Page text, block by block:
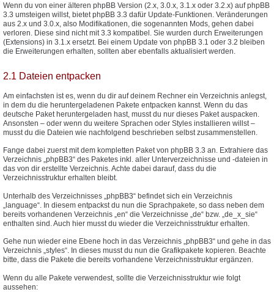
Wenn du von einer älteren phpBB Version (2.x, 3.0.x, 3.1.x oder 3.2.x) auf phpBB
3.3 umsteigen willst, bietet phpBB 3.3 dafür Update-Funktionen. Veränderungen
aus 2.x und 3.0.x, also Modifikationen, die sogenannten Mods, gehen dabei
verloren. Diese sind nicht mit 3.3 kompatibel. Sie wurden durch Erweiterungen
(Extensions) in 3.1.x ersetzt. Bei einem Update von phpBB 3.1 oder 3.2 bleiben
die Erweiterungen erhalten, sollten aber ebenfalls aktualisiert werden.
2.1 Dateien entpacken
Am einfachsten ist es, wenn du dir auf deinem Rechner ein Verzeichnis anlegst,
in dem du die heruntergeladenen Pakete entpacken kannst. Wenn du das
deutsche Paket heruntergeladen hast, musst du nur dieses Paket auspacken.
Ansonsten – oder wenn du weitere Sprachen oder Styles installieren willst –
musst du die Dateien wie nachfolgend beschrieben selbst zusammenstellen.
Fange dabei zuerst mit dem kompletten Paket von phpBB 3.3 an. Extrahiere das
Verzeichnis „phpBB3“ des Paketes inkl. aller Unterverzeichnisse und -dateien in
das von dir erstellte Verzeichnis. Achte dabei darauf, dass du die
Verzeichnisstruktur erhalten bleibt.
Unterhalb des Verzeichnisses „phpBB3“ befindet sich ein Verzeichnis
„language“. In diesem entpackst du nun die Sprachpakete, so dass neben dem
bereits vorhandenen Verzeichnis „en“ die Verzeichnisse „de“ bzw. „de_x_sie“
enthalten sind. Auch hier musst du wieder die Verzeichnisstruktur erhalten.
Gehe nun wieder eine Ebene hoch in das Verzeichnis „phpBB3“ und gehe in das
Verzeichnis „styles“. In dieses musst du nun die Grafikpakete kopieren. Beachte
bitte, dass die Pakete die bereits vorhandene Verzeichnisstruktur ergänzen.
Wenn du alle Pakete verwendest, sollte die Verzeichnisstruktur wie folgt
aussehen: